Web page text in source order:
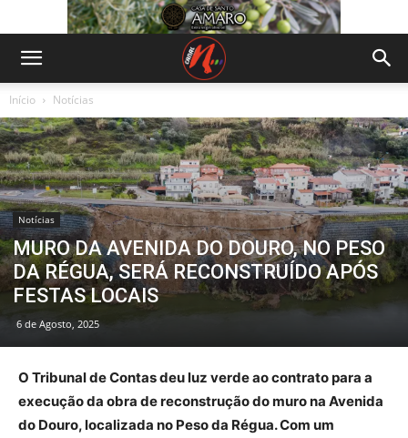
Início Notícias
Notícias
MURO DA AVENIDA DO DOURO, NO PESO
DA RÉGUA, SERÁ RECONSTRUÍDO APÓS
FESTAS LOCAIS
6 de Agosto, 2025
O Tribunal de Contas deu luz verde ao contrato para a
execução da obra de reconstrução do muro na Avenida
do Douro, localizada no Peso da Régua. Com um